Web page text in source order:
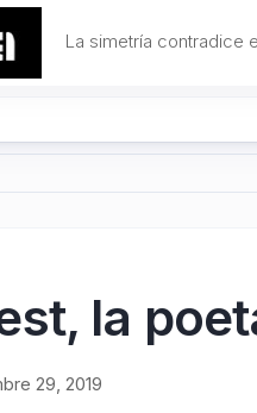
La simetría contradice
la
29, 2019